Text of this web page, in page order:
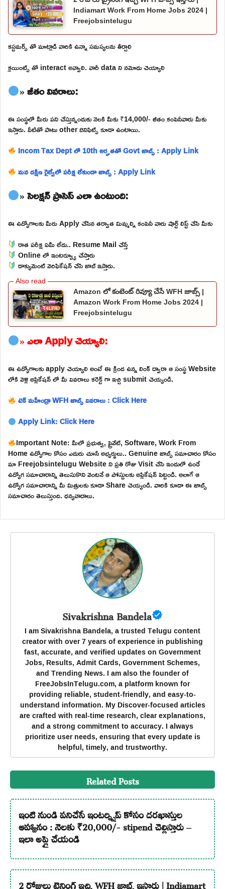
Indiamart Work From Home Jobs 2024 |
Freejobsintelugu
కస్టమర్స్ తో మాట్లాడి వారికి ఉన్నా సమస్యలను తీర్చాలి
క్లయింట్స్ తో interact అవ్వాలి. వారీ data ని నమోదు చెయ్యాలి
» జీతం వివరాలు:
ఈ సంస్థలో మీరు పని చేస్తున్నందుకు నెలకి మీకు ₹14,000/- జీతం కంపెనీవారు మీకు
ఇస్తారు. వీటితో పాటు other బెనిఫిట్స్ కూడా ఉంటాయి.
Incom Tax Dept లో 10th అర్హతతో Govt జాబ్స్ : Apply Link
మన దక్షిణ రైల్వేలో పరీక్ష లేకుండా జాబ్స్ : Apply Link
» సెలక్షన్ ప్రాసెస్ ఎలా ఉంటుంది:
ఈ ఉద్యోగాలకు మీరు Apply చేసిన తర్వాత మిమ్మల్ని కంపెనీ వారు షార్ట్ లిస్ట్ చేసి మీకు
రాత పరీక్ష ఏమీ లేదు.. Resume Mail చేస్తే
Online లో ఇంటర్వ్యూ చేస్తారు
డాక్యుమెంట్ వెరిఫికేషన్ చేసి జాబ్ ఇస్తారు.
Amazon లో కంటెంట్ రివ్యూ చేసే WFH జాబ్స్ |
Amazon Work From Home Jobs 2024 |
Freejobsintelugu
» ఎలా Apply చెయ్యాలి:
ఈ ఉద్యోగాలకు apply చెయ్యాలి అంటే ఈ క్రింద ఉన్న లింక్ ద్వారా ఆ సంస్థ Website
లోకి వెళ్లి అప్లికేషన్ లో మీ వివరాలు కరెక్ట్ గా ఇచ్చి submit చెయ్యండి.
టెక్ మహీంద్రా WFH జాబ్స్ వివరాలు : Click Here
Apply Link: Click Here
Important Note: మీలో ప్రభుత్వ, ప్రైవేట్, Software, Work From
Home ఉద్యోగాల కోసం ఎదురు చూసే అభ్యర్థులు.. Genuine జాబ్స్ సమాచారం కోసం
మా Freejobsintelugu Website ని ప్రతి రోజు Visit చేసి ఇందులో ఉండే
ఉద్యోగ సమాచారాన్ని తెలుసుకొని వెంటనే ఆ పోస్టులకు అప్లికేషన్ పెట్టండి. అలాగే ఆ
ఉద్యోగ సమాచారాన్ని మీ మిత్రులకు కూడా Share చెయ్యండి. వారికి కూడా ఈ జాబ్స్
సమాచారం తెలుస్తుంది. ధన్యవాదాలు.
Sivakrishna Bandela
I am Sivakrishna Bandela, a trusted Telugu content
creator with over 7 years of experience in publishing
fast, accurate, and verified updates on Government
Jobs, Results, Admit Cards, Government Schemes,
and Trending News. I am also the founder of
FreeJobsInTelugu.com, a platform known for
providing reliable, student-friendly, and easy-to-
understand information. My Discover-focused articles
are crafted with real-time research, clear explanations,
and a strong commitment to accuracy. I always
prioritize user needs, ensuring that every update is
helpful, timely, and trustworthy.
Related Posts
ఇంటి నుండి పనిచేసే ఇంటర్న్షిప్ కోసం దరఖాస్తుల
ఆహ్వానం : నెలకు ₹20,000/- stipend చెల్లిస్తారు –
ఇలా అప్లై చేయండి
2 రోజులు ట్రైనింగ్ ఇచ్చి WFH జాబ్స్ ఇస్తారు | Indiamart